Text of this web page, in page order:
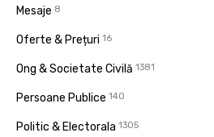
Mesaje 8
Oferte & Prețuri 16
Ong & Societate Civilă 1381
Persoane Publice 140
Politic & Electorala 1305